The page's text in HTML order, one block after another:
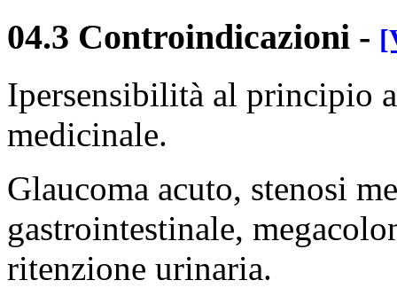
04.3 Controindicazioni -
Ipersensibilità al principio
medicinale.
Glaucoma acuto, stenosi
gastrointestinale,
ritenzione urinaria.